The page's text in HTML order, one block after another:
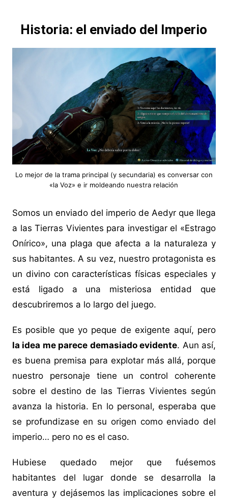
Historia: el enviado del Imperio
Lo mejor de la trama principal (y secundaria) es conversar con
«la Voz» e ir moldeando nuestra relación
Somos un enviado del imperio de Aedyr que llega
a las Tierras Vivientes para investigar el «Estrago
Onírico», una plaga que afecta a la naturaleza y
sus habitantes. A su vez, nuestro protagonista es
un divino con características físicas especiales y
está ligado a una misteriosa entidad que
descubriremos a lo largo del juego.
Es posible que yo peque de exigente aquí, pero
la idea me parece demasiado evidente. Aun así,
es buena premisa para explotar más allá, porque
nuestro personaje tiene un control coherente
sobre el destino de las Tierras Vivientes según
avanza la historia. En lo personal, esperaba que
se profundizase en su origen como enviado del
imperio… pero no es el caso.
Hubiese quedado mejor que fuésemos
habitantes del lugar donde se desarrolla la
aventura y dejásemos las implicaciones sobre el